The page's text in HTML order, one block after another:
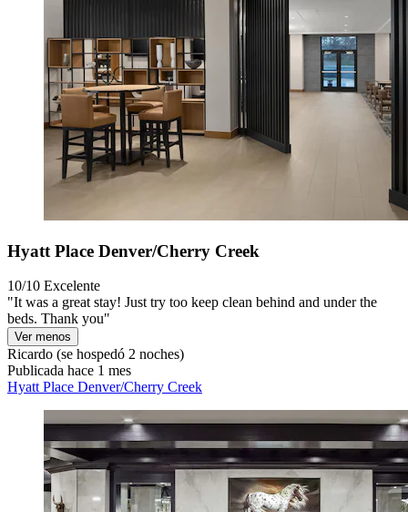
Hyatt Place Denver/Cherry Creek
10/10 Excelente
"It was a great stay! Just try too keep clean behind and under the
beds. Thank you"
Ver menos
Ricardo (se hospedó 2 noches)
Publicada hace 1 mes
Hyatt Place Denver/Cherry Creek